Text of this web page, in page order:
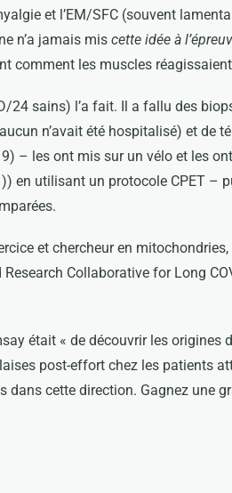
et l’EM/SFC (souvent
n’a jamais mis cette idée à
comment les muscles
24 sains) l’a fait. Il a fallu des
n’avait été hospitalisé) et de
– les ont mis sur un vélo et les
en utilisant un protocole CPET –
et chercheur en
Collaborative for Long
était « de découvrir les origines
post-effort chez les patients
cette direction. Gagnez une